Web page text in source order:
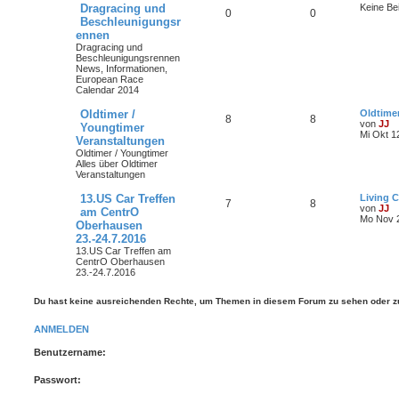
Dragracing und
Beschleunigungsr
ennen
Dragracing und
Beschleunigungsrennen
News, Informationen,
European Race
Calendar 2014
0 0 Keine
Oldtimer /
Youngtimer
Veranstaltungen
Oldtimer / Youngtimer
Alles über Oldtimer
Veranstaltungen
8 8
von JJ
Mi Okt
13.US Car Treffen
am CentrO
Oberhausen
23.-24.7.2016
13.US Car Treffen am
CentrO Oberhausen
23.-24.7.2016
7 8
Living
von JJ
Mo Nov
Du hast keine ausreichenden Rechte, um Themen in diesem Forum zu sehen oder
ANMELDEN
Benutzername:
Passwort: